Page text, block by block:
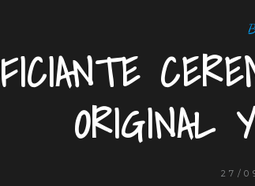
ORIGINAL
27/